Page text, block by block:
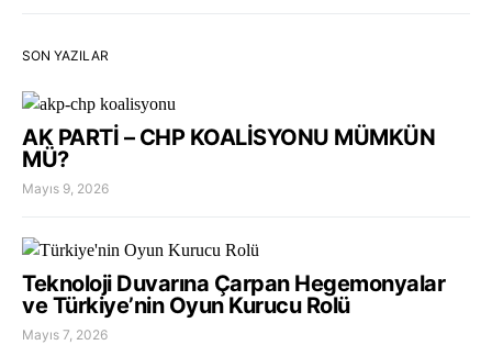
SON YAZILAR
AK PARTİ – CHP KOALİSYONU MÜMKÜN
MÜ?
Mayıs 9, 2026
Teknoloji Duvarına Çarpan Hegemonyalar
ve Türkiye’nin Oyun Kurucu Rolü
Mayıs 7, 2026